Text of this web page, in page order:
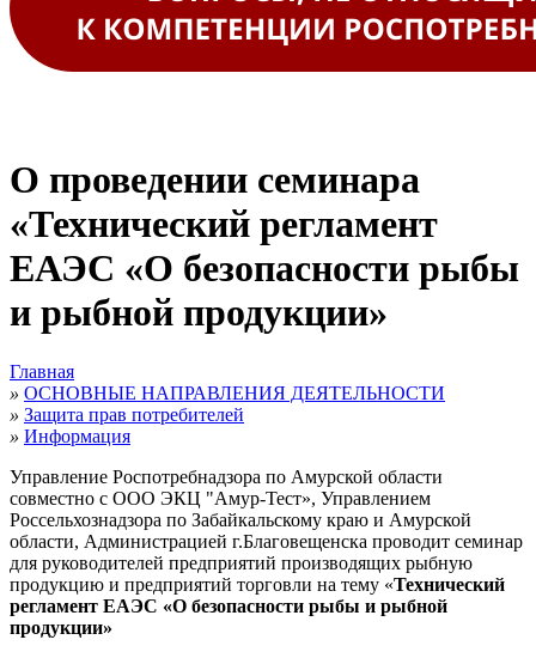
О проведении семинара
«Технический регламент
ЕАЭС «О безопасности рыбы
и рыбной продукции»
Главная
» ОСНОВНЫЕ НАПРАВЛЕНИЯ ДЕЯТЕЛЬНОСТИ
» Защита прав потребителей
» Информация
Управление Роспотребнадзора по Амурской области
совместно с ООО ЭКЦ "Амур-Тест», Управлением
Россельхознадзора по Забайкальскому краю и Амурской
области, Администрацией г.Благовещенска проводит семинар
для руководителей предприятий производящих рыбную
продукцию и предприятий торговли на тему «Технический
регламент ЕАЭС «О безопасности рыбы и рыбной
продукции»